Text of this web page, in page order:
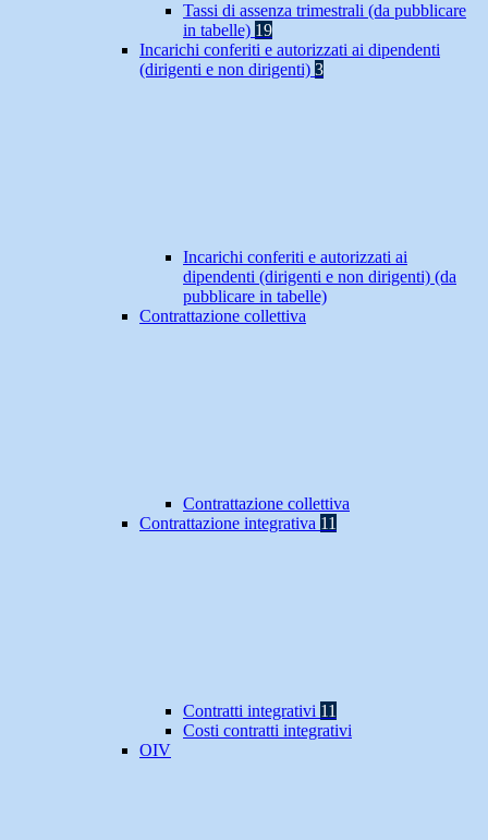
Tassi di assenza trimestrali (da pubblicare
in tabelle) 19
Incarichi conferiti e autorizzati ai dipendenti
(dirigenti e non dirigenti) 3
Incarichi conferiti e autorizzati ai
dipendenti (dirigenti e non dirigenti) (da
pubblicare in tabelle)
Contrattazione collettiva
Contrattazione collettiva
Contrattazione integrativa 11
Contratti integrativi 11
Costi contratti integrativi
OIV